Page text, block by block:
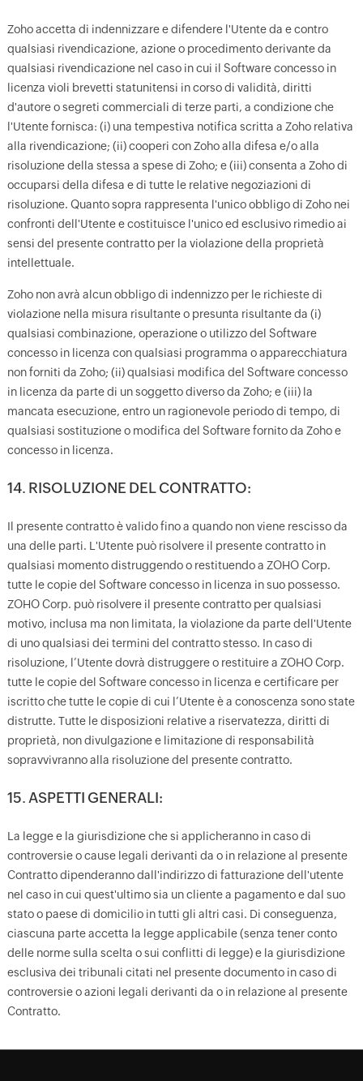
Zoho accetta di indennizzare e difendere l'Utente da e contro
qualsiasi rivendicazione, azione o procedimento derivante da
qualsiasi rivendicazione nel caso in cui il Software concesso in
licenza violi brevetti statunitensi in corso di validità, diritti
d'autore o segreti commerciali di terze parti, a condizione che
l'Utente fornisca: (i) una tempestiva notifica scritta a Zoho relativa
alla rivendicazione; (ii) cooperi con Zoho alla difesa e/o alla
risoluzione della stessa a spese di Zoho; e (iii) consenta a Zoho di
occuparsi della difesa e di tutte le relative negoziazioni di
risoluzione. Quanto sopra rappresenta l'unico obbligo di Zoho nei
confronti dell'Utente e costituisce l'unico ed esclusivo rimedio ai
sensi del presente contratto per la violazione della proprietà
intellettuale.
Zoho non avrà alcun obbligo di indennizzo per le richieste di
violazione nella misura risultante o presunta risultante da (i)
qualsiasi combinazione, operazione o utilizzo del Software
concesso in licenza con qualsiasi programma o apparecchiatura
non forniti da Zoho; (ii) qualsiasi modifica del Software concesso
in licenza da parte di un soggetto diverso da Zoho; e (iii) la
mancata esecuzione, entro un ragionevole periodo di tempo, di
qualsiasi sostituzione o modifica del Software fornito da Zoho e
concesso in licenza.
14. RISOLUZIONE DEL CONTRATTO:
Il presente contratto è valido fino a quando non viene rescisso da
una delle parti. L'Utente può risolvere il presente contratto in
qualsiasi momento distruggendo o restituendo a ZOHO Corp.
tutte le copie del Software concesso in licenza in suo possesso.
ZOHO Corp. può risolvere il presente contratto per qualsiasi
motivo, inclusa ma non limitata, la violazione da parte dell'Utente
di uno qualsiasi dei termini del contratto stesso. In caso di
risoluzione, l’Utente dovrà distruggere o restituire a ZOHO Corp.
tutte le copie del Software concesso in licenza e certificare per
iscritto che tutte le copie di cui l’Utente è a conoscenza sono state
distrutte. Tutte le disposizioni relative a riservatezza, diritti di
proprietà, non divulgazione e limitazione di responsabilità
sopravvivranno alla risoluzione del presente contratto.
15. ASPETTI GENERALI:
La legge e la giurisdizione che si applicheranno in caso di
controversie o cause legali derivanti da o in relazione al presente
Contratto dipenderanno dall'indirizzo di fatturazione dell'utente
nel caso in cui quest'ultimo sia un cliente a pagamento e dal suo
stato o paese di domicilio in tutti gli altri casi. Di conseguenza,
ciascuna parte accetta la legge applicabile (senza tener conto
delle norme sulla scelta o sui conflitti di legge) e la giurisdizione
esclusiva dei tribunali citati nel presente documento in caso di
controversie o azioni legali derivanti da o in relazione al presente
Contratto.